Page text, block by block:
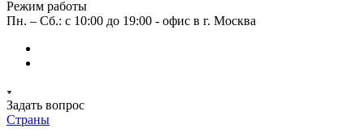
Режим работы
Пн. – Сб.: с 10:00 до 19:00 - офис в г. Москва
Задать вопрос
Страны